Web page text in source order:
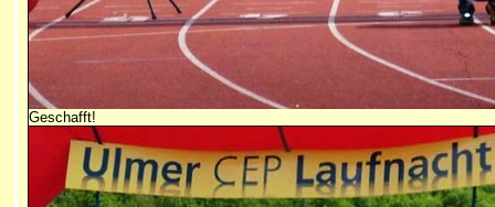
Geschafft!